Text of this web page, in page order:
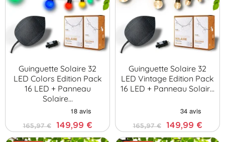
Guinguette Solaire 32
LED Colors Edition Pack
16 LED + Panneau
Solaire…
165,97 € 149,99 €
Guinguette Solaire 32
LED Vintage Edition Pack
16 LED + Panneau Solair…
165,97 € 149,99 €